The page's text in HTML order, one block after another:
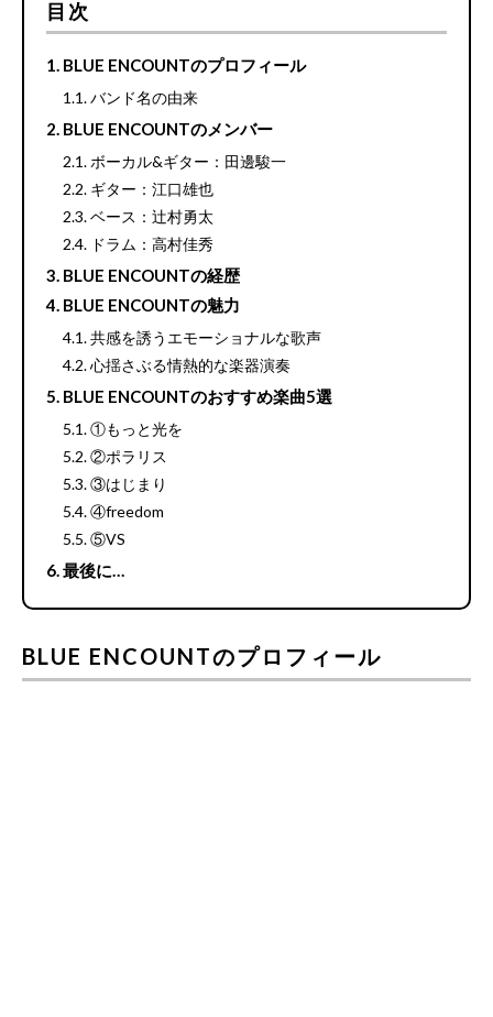
目次
BLUE ENCOUNTのプロフィール
バンド名の由来
BLUE ENCOUNTのメンバー
ボーカル&ギター：田邊駿一
ギター：江口雄也
ベース：辻村勇太
ドラム：高村佳秀
BLUE ENCOUNTの経歴
BLUE ENCOUNTの魅力
共感を誘うエモーショナルな歌声
心揺さぶる情熱的な楽器演奏
BLUE ENCOUNTのおすすめ楽曲5選
①もっと光を
②ポラリス
③はじまり
④freedom
⑤VS
最後に…
BLUE ENCOUNTのプロフィール